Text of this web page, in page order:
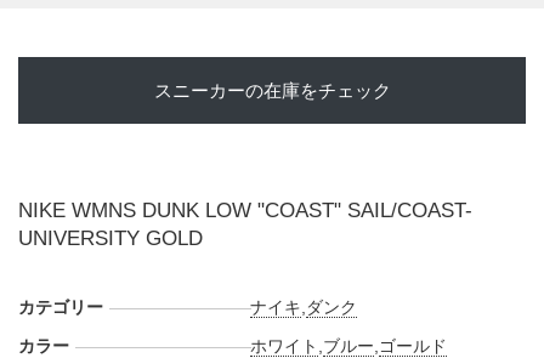
スニーカーの在庫をチェック
NIKE WMNS DUNK LOW "COAST" SAIL/COAST-
UNIVERSITY GOLD
カテゴリー ナイキ ダンク
カラー
ホワイト ブルー ゴールド